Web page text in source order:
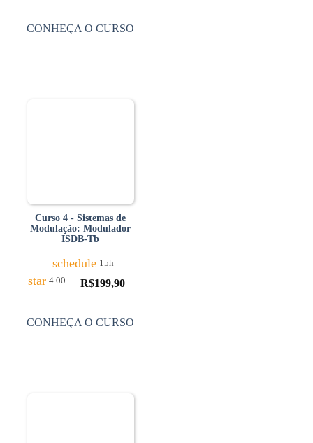
CONHEÇA O CURSO
Curso 4 - Sistemas de
Modulação: Modulador
ISDB-Tb
schedule 15h
star 4.00 R$199,90
CONHEÇA O CURSO